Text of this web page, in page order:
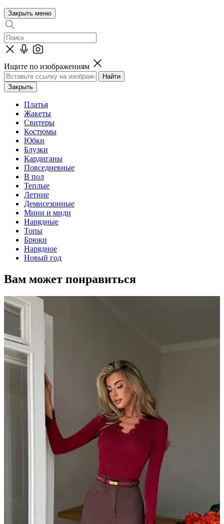
Закрыть меню
Ищите по изображениям
Закрыть
Платья
Жакеты
Свитеры
Костюмы
Юбки
Блузки
Кардиганы
Повседневные
В пол
Теплые
Летние
Демисезонные
Мини и миди
Нарядные
Топы
Брюки
Нарядное
Новый год
Вам может понравиться